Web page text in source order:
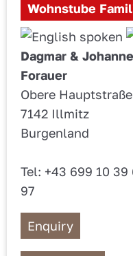
Wohnstube
Dagmar &
Forauer
Obere
7142 Illmitz
Burgenland
Tel: +43 699 10 39
97
Enquiry